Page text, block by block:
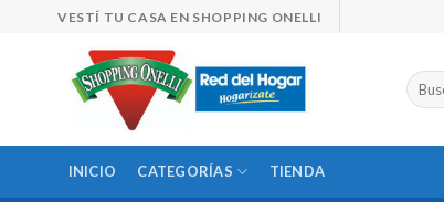
VESTÍ TU CASA EN SHOPPING ONELLI
Buscar
por:
INICIO CATEGORÍAS TIENDA